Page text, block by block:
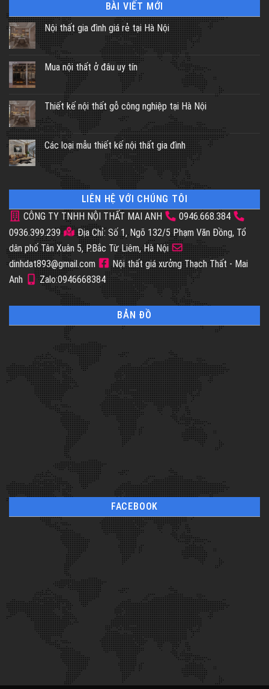
BÀI VIẾT MỚI
Nội thất gia đình giá rẻ tại Hà Nội
Mua nội thất ở đâu uy tín
Thiết kế nội thất gỗ công nghiệp tại Hà Nội
Các loại mẫu thiết kế nội thất gia đình
LIÊN HỆ VỚI CHÚNG TÔI
CÔNG TY TNHH NỘI THẤT MAI ANH
0946.668.384
0936.399.239
Địa Chỉ: Số 1, Ngõ 132/5 Phạm Văn Đồng, Tổ
dân phố Tân Xuân 5, P.Bắc Từ Liêm, Hà Nội
dinhdat893@gmail.com
Nội thất giá xưởng Thạch Thất - Mai
Anh
Zalo:0946668384
BẢN ĐỒ
FACEBOOK